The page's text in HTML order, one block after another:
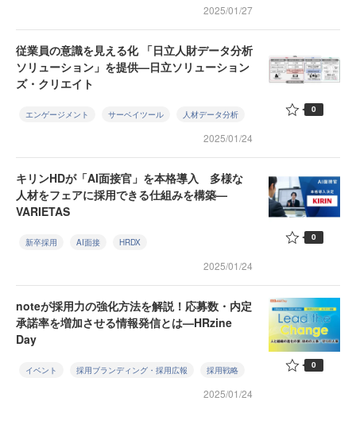
2025/01/27
従業員の意識を見える化 「日立人財データ分析
ソリューション」を提供—日立ソリューション
ズ・クリエイト
エンゲージメント サーベイツール 人材データ分析
2025/01/24
0
キリンHDが「AI面接官」を本格導入 多様な
人材をフェアに採用できる仕組みを構築—
VARIETAS
新卒採用 AI面接 HRDX
2025/01/24
0
noteが採用力の強化方法を解説！応募数・内定
承諾率を増加させる情報発信とは—HRzine
Day
イベント 採用ブランディング・採用広報 採用戦略
2025/01/24
0